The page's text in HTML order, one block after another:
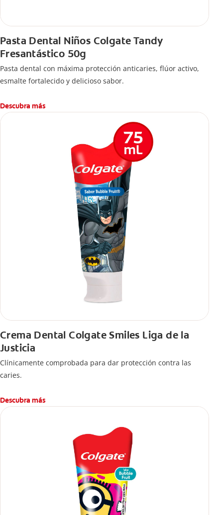
Pasta Dental Niños Colgate Tandy
Fresantástico 50g
Pasta dental con máxima protección anticaries, flúor activo,
esmalte fortalecido y delicioso sabor.
Descubra más
Crema Dental Colgate Smiles Liga de la
Justicia
Clínicamente comprobada para dar protección contra las
caries.
Descubra más